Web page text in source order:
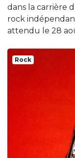
dans la carrière
rock
attendu le 28
Rock